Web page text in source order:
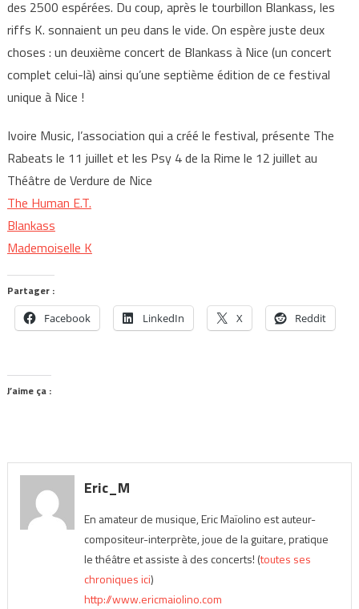
des 2500 espérées. Du coup, après le tourbillon Blankass, les
riffs K. sonnaient un peu dans le vide. On espère juste deux
choses : un deuxième concert de Blankass à Nice (un concert
complet celui-là) ainsi qu’une septième édition de ce festival
unique à Nice !
Ivoire Music, l’association qui a créé le festival, présente The
Rabeats le 11 juillet et les Psy 4 de la Rime le 12 juillet au
Théâtre de Verdure de Nice
The Human E.T.
Blankass
Mademoiselle K
Partager :
Facebook LinkedIn X Reddit
J’aime ça :
Eric_M
En amateur de musique, Eric Maïolino est auteur-
compositeur-interprète, joue de la guitare, pratique
le théâtre et assiste à des concerts! (toutes ses
chroniques ici)
http://www.ericmaiolino.com